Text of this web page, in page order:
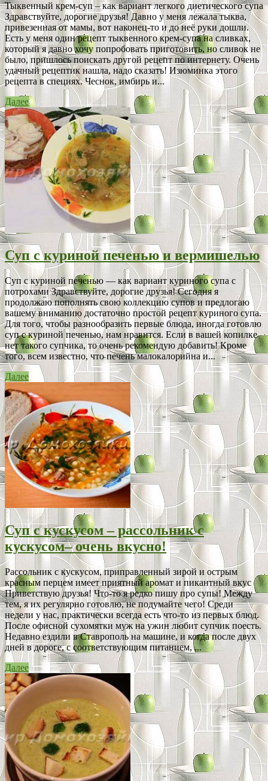
Тыквенный крем-суп – как вариант легкого диетического супа
Здравствуйте, дорогие друзья! Давно у меня лежала тыква,
привезенная от мамы, вот наконец-то и до неё руки дошли.
Есть у меня один рецепт тыквенного крем-супа на сливках,
который я давно хочу попробовать приготовить, но сливок не
было, пришлось поискать другой рецепт по интернету. Очень
удачный рецептик нашла, надо сказать! Изюминка этого
рецепта в специях. Чеснок, имбирь и...
Далее
Суп с куриной печенью и вермишелью
Суп с куриной печенью — как вариант куриного супа с
потрохами Здравствуйте, дорогие друзья! Сегодня я
продолжаю пополнять свою коллекцию супов и предлогаю
вашему вниманию достаточно простой рецепт куриного супа.
Для того, чтобы разнообразить первые блюда, иногда готовлю
суп с куриной печенью, нам нравится. Если в вашей копилке
нет такого супчика, то очень рекомендую добавить! Кроме
того, всем известно, что печень малокалорийна и...
Далее
Суп с кускусом – рассольник с
кускусом– очень вкусно!
Рассольник с кускусом, приправленный зирой и острым
красным перцем имеет приятный аромат и пикантный вкус
Приветствую друзья! Что-то я редко пишу про супы! Между
тем, я их регулярно готовлю, не подумайте чего! Среди
недели у нас, практически всегда есть что-то из первых блюд.
После офисной сухомятки муж на ужин любит супчик поесть.
Недавно ездили в Ставрополь на машине, и когда после двух
дней в дороге, с соответствующим питанием, ...
Далее